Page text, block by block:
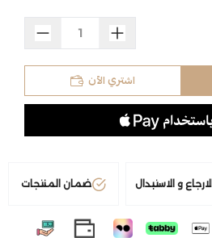
اشتري الآن
الارجاع و الاستبدال ضمان المنتجات